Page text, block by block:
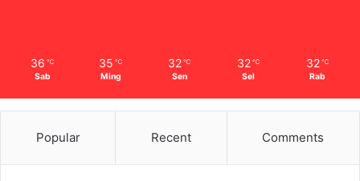
36 ℃
Sab
35 ℃
Ming
32 ℃
Sen
32 ℃
Sel
32 ℃
Rab
Popular Recent Comments